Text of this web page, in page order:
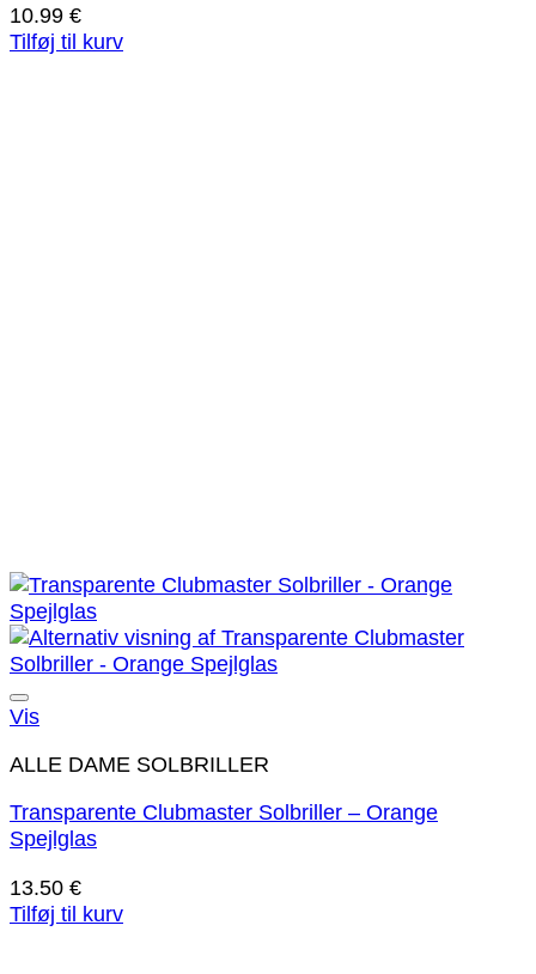
10.99 €
Tilføj til kurv
Vis
ALLE DAME SOLBRILLER
Transparente Clubmaster Solbriller – Orange
Spejlglas
13.50 €
Tilføj til kurv